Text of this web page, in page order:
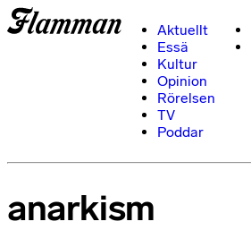
Aktuellt
Essä
Kultur
Opinion
Rörelsen
TV
Poddar
anarkism